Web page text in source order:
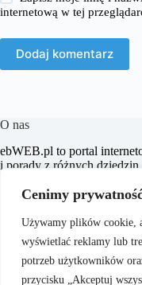
Cenimy
Używamy plików cookie,
wyświetlać reklamy lub
potrzeb użytkowników
przycisku „Akceptuj
internetową w tej
Dodaj komentarz
O nas
​ebWEB.pl to portal
i porady z różnych
dostarczanie rzetelnych i
poszerzają ich horyzonty.